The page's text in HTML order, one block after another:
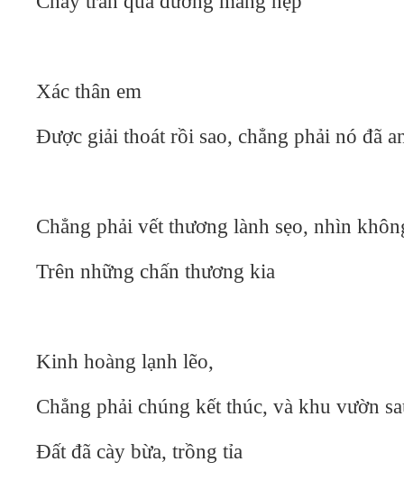
Xác thân em
Được giải thoát rồi sao, chẳng phải nó đã
Chẳng phải vết thương lành sẹo, nhìn
Trên những chấn thương kia
Kinh hoàng lạnh lẽo,
Chẳng phải chúng kết thúc, và khu vườn
Đất đã cày bừa, trồng tỉa